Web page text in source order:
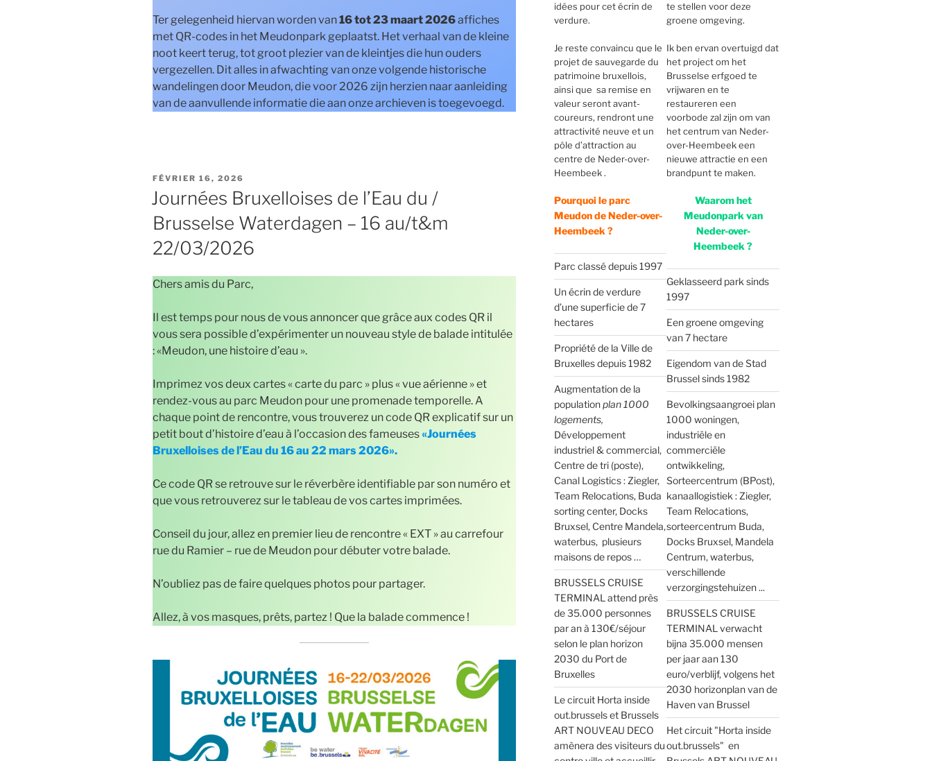
Ter gelegenheid hiervan worden van16 tot 23 maart 2026affiches
met QR-codes in het Meudonpark geplaatst. Het verhaal van de kleine
noot keert terug, tot groot plezier van de kleintjes die hun ouders
vergezellen. Dit alles in afwachting van onze volgende historische
wandelingen door Meudon, die voor 2026 zijn herzien naar aanleiding
van de aanvullende informatie die aan onze archieven is toegevoegd.
PUBLIÉ
FÉVRIER 16, 2026
Journées Bruxelloises de l’Eau du /
Brusselse Waterdagen – 16 au/t&m
22/03/2026
Chers amis du Parc,
Il est temps pour nous de vous annoncer que grâce aux codes QR il
vous sera possible d’expérimenter un nouveau style de balade intitulée
: «Meudon, une histoire d’eau ».
Imprimez vos deux cartes « carte du parc » plus « vue aérienne » et
rendez-vous au parc Meudon pour une promenade temporelle. A
chaque point de rencontre, vous trouverez un code QR explicatif sur un
petit bout d’histoire d’eau à l’occasion des fameuses«Journées
Bruxelloises de l’Eau du 16 au 22 mars 2026».
Ce code QR se retrouve sur le réverbère identifiable par son numéro et
que vous retrouverez sur le tableau de vos cartes imprimées.
Conseil du jour, allez en premier lieu de rencontre « EXT » au carrefour
rue du Ramier – rue de Meudon pour débuter votre balade.
N’oubliez pas de faire quelques photos pour partager.
Allez, à vos masques, prêts, partez ! Que la balade commence !
idées pour cet écrin de
verdure.
Je reste convaincu que le
projet de sauvegarde du
patrimoine bruxellois,
ainsi que sa remise en
valeur seront avant-
coureurs, rendront une
attractivité neuve et un
pôle d’attraction au
centre de Neder-over-
Heembeek .
Pourquoi le parc
Meudon de Neder-over-
Heembeek ?
Parc classé depuis 1997
Un écrin de verdure
d’une superficie de 7
hectares
Propriété de la Ville de
Bruxelles depuis 1982
Augmentation de la
populationplan 1000
logements,
Développement
industriel & commercial,
Centre de tri (poste),
Canal Logistics : Ziegler,
Team Relocations, Buda
sorting center, Docks
Bruxsel, Centre Mandela,
waterbus, plusieurs
maisons de repos …
BRUSSELS CRUISE
TERMINAL attend près
de 35.000 personnes
par an à 130€/séjour
selon le plan horizon
2030 du Port de
Bruxelles
Le circuit Horta inside
out.brussels et Brussels
ART NOUVEAU DECO
amènera des visiteurs du
te stellen voor deze
groene omgeving.
Ik ben ervan overtuigd dat
het project om het
Brusselse erfgoed te
vrijwaren en te
restaureren een
voorbode zal zijn om van
het centrum van Neder-
over-Heembeek een
nieuwe attractie en een
brandpunt te maken.
Waarom het
Meudonpark van
Neder-over-
Heembeek ?
Geklasseerd park sinds
1997
Een groene omgeving
van 7 hectare
Eigendom van de Stad
Brussel sinds 1982
Bevolkingsaangroei plan
1000 woningen,
industriële en
commerciële
ontwikkeling,
Sorteercentrum (BPost),
kanaallogistiek : Ziegler,
Team Relocations,
sorteercentrum Buda,
Docks Bruxsel, Mandela
Centrum, waterbus,
verschillende
verzorgingstehuizen ...
BRUSSELS CRUISE
TERMINAL verwacht
bijna 35.000 mensen
per jaar aan 130
euro/verblijf, volgens het
2030 horizonplan van de
Haven van Brussel
Het circuit "Horta inside
out.brussels" en